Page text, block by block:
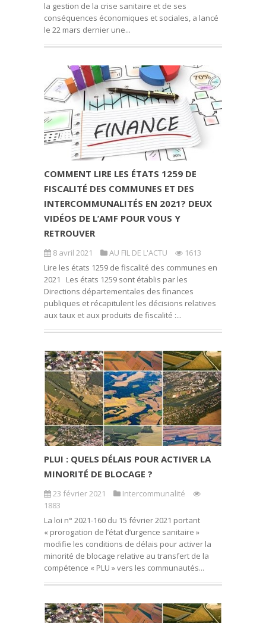
la gestion de la crise sanitaire et de ses
conséquences économiques et sociales, a lancé
le 22 mars dernier une...
COMMENT LIRE LES ÉTATS 1259 DE
FISCALITÉ DES COMMUNES ET DES
INTERCOMMUNALITÉS EN 2021? DEUX
VIDÉOS DE L’AMF POUR VOUS Y
RETROUVER
8 avril 2021 AU FIL DE L'ACTU
1613
Lire les états 1259 de fiscalité des communes en
2021 Les états 1259 sont établis par les
Directions départementales des finances
publiques et récapitulent les décisions relatives
aux taux et aux produits de fiscalité :...
PLUI : QUELS DÉLAIS POUR ACTIVER LA
MINORITÉ DE BLOCAGE ?
23 février 2021
Intercommunalité
1883
La loi n° 2021-160 du 15 février 2021 portant
« prorogation de l’état d’urgence sanitaire »
modifie les conditions de délais pour activer la
minorité de blocage relative au transfert de la
compétence « PLU » vers les communautés...